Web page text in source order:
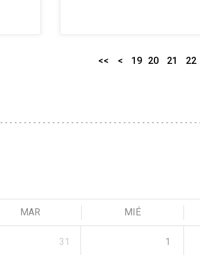
<< < 19 20 21 22
MAR MIÉ
31 1